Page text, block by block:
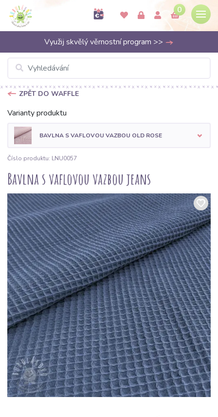
0
Využij skvělý věrnostní program >>
ZPĚT DO WAFFLE
Varianty produktu
BAVLNA S VAFLOVOU VAZBOU OLD ROSE
Číslo produktu: LNU0057
Bavlna s vaflovou vazbou jeans